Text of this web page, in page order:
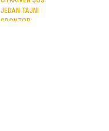
JEDAN TAJNI
SPONZOR